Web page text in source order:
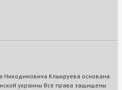
Никодимовича Клыкруева основана
украины Все права защищены